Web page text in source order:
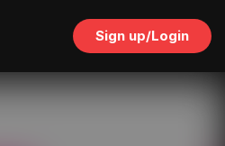
Sign up/Login